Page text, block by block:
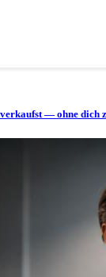
— ohne dich